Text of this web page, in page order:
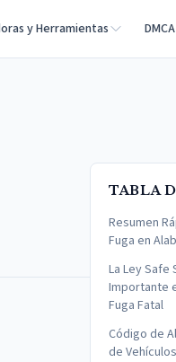
y Herramientas DMCA
TABLA
Resumen
Fuga en
La Ley Safe
Importante
Fuga Fatal
Código de
de